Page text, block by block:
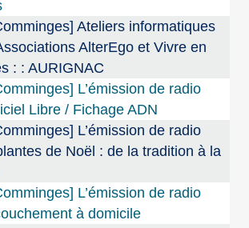
Ateliers informatiques
AlterEgo et Vivre en
: : AURIGNAC
L’émission de radio
Libre / Fichage ADN
L’émission de radio
de Noël : de la tradition à la
L’émission de radio
à domicile